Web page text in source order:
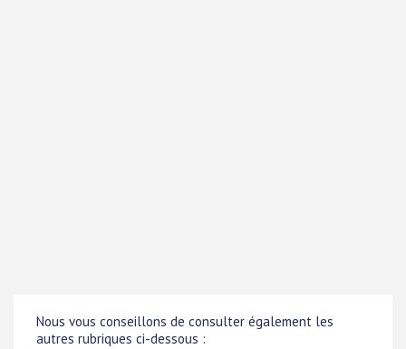
Nous vous conseillons de consulter également les
autres rubriques ci-dessous :